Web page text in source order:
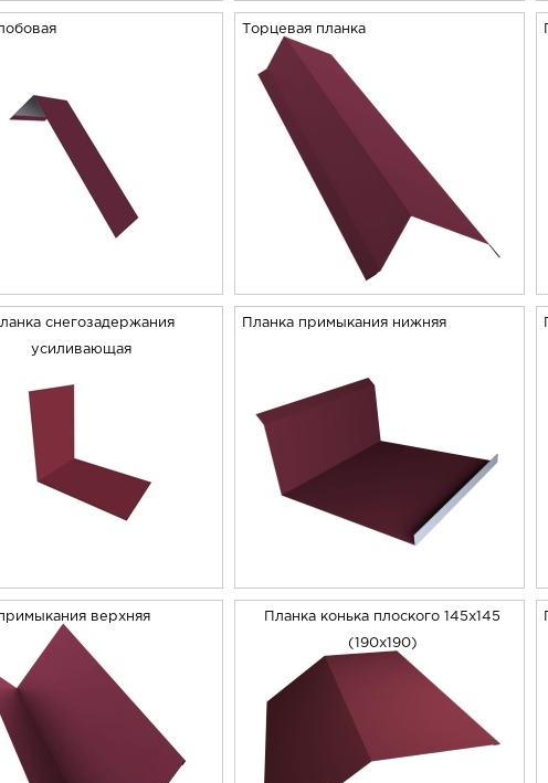
Торцевая планка
снегозадержания
усиливающая
Планка примыкания нижняя
верхняя Планка конька плоского 145х145
(190х190)